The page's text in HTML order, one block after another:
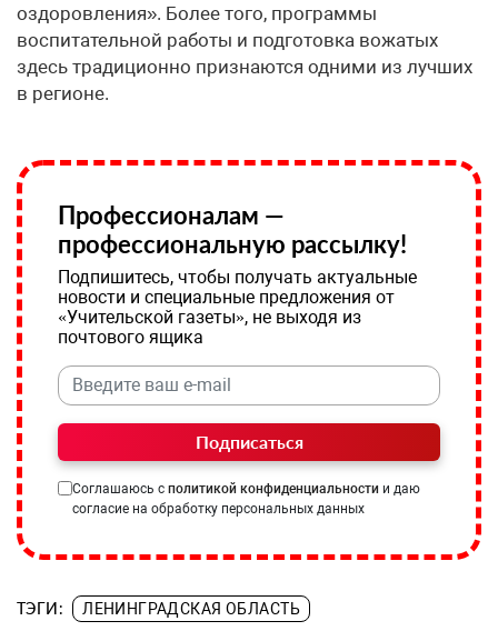
оздоровления». Более того, программы
воспитательной работы и подготовка вожатых
здесь традиционно признаются одними из лучших
в регионе.
Профессионалам —
профессиональную рассылку!
Подпишитесь, чтобы получать актуальные
новости и специальные предложения от
«Учительской газеты», не выходя из
почтового ящика
Подписаться
Соглашаюсь с политикой конфиденциальности и даю
согласие на обработку персональных данных
ТЭГИ: ЛЕНИНГРАДСКАЯ ОБЛАСТЬ